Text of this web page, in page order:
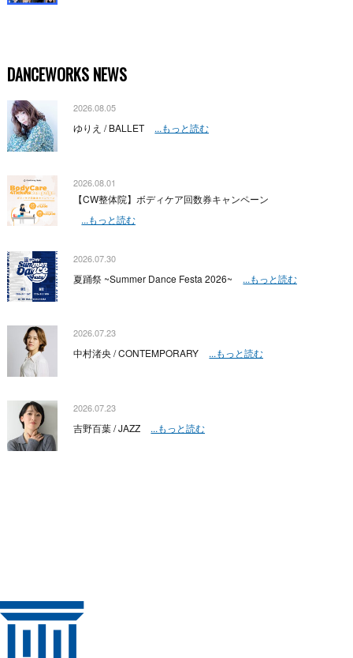
DANCEWORKS NEWS
2026.08.05
ゆりえ / BALLET ...もっと読む
2026.08.01
【CW整体院】ボディケア回数券キャンペーン
...もっと読む
2026.07.30
夏踊祭 ~Summer Dance Festa 2026~ ...もっと読む
2026.07.23
中村渚央 / CONTEMPORARY ...もっと読む
2026.07.23
吉野百葉 / JAZZ ...もっと読む